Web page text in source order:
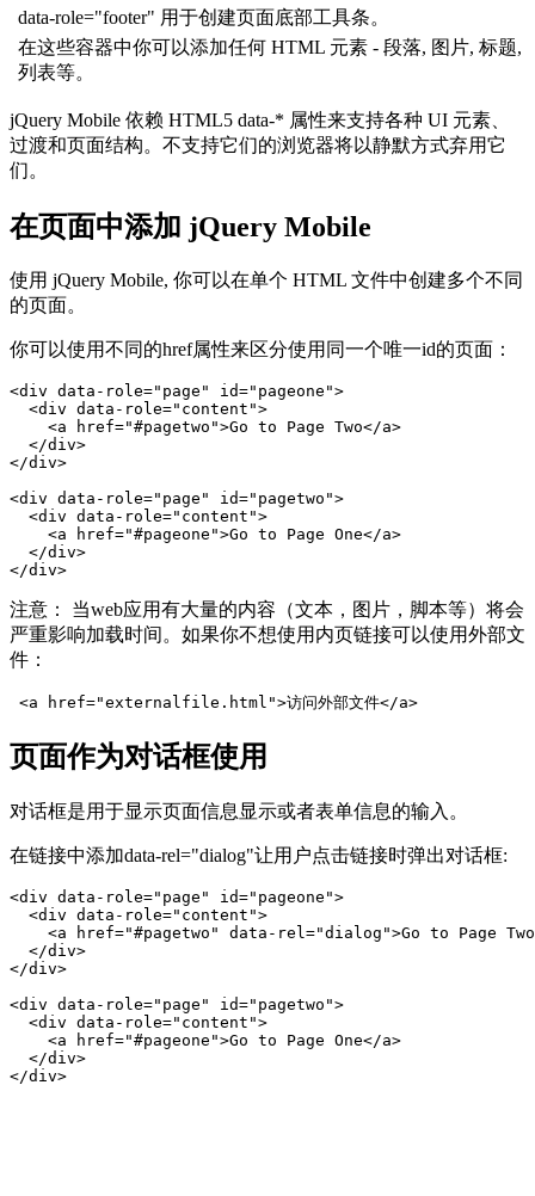
data-role="footer" 用于创建页面底部工具条。
在这些容器中你可以添加任何 HTML 元素 - 段落, 图片, 标题,
列表等。
jQuery Mobile 依赖 HTML5 data-* 属性来支持各种 UI 元素、
过渡和页面结构。不支持它们的浏览器将以静默方式弃用它
们。
在页面中添加 jQuery Mobile
使用 jQuery Mobile, 你可以在单个 HTML 文件中创建多个不同
的页面。
你可以使用不同的href属性来区分使用同一个唯一id的页面：
<div data-role="page" id="pageone">
  <div data-role="content">
    <a href="#pagetwo">Go to Page Two</a>
  </div>
</div>
<div data-role="page" id="pagetwo">
  <div data-role="content">
    <a href="#pageone">Go to Page One</a>
  </div>
注意： 当web应用有大量的内容（文本，图片，脚本等）将会
严重影响加载时间。如果你不想使用内页链接可以使用外部文
件：
页面作为对话框使用
对话框是用于显示页面信息显示或者表单信息的输入。
在链接中添加data-rel="dialog"让用户点击链接时弹出对话框:
<div data-role="page" id="pageone">
  <div data-role="content">
<a href="#pagetwo" data-rel="dialog">Go to Page
  </div>
</div>
<div data-role="page" id="pagetwo">
  <div data-role="content">
    <a href="#pageone">Go to Page One</a>
  </div>